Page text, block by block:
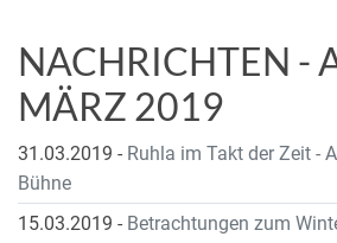
NACHRICHTEN -
MÄRZ 2019
31.03.2019 - Ruhla im Takt der Zeit -
Bühne
15.03.2019 - Betrachtungen zum